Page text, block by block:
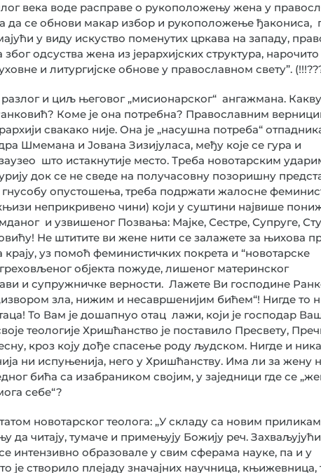
века воде расправе о рукоположењу жена у
да се обнови макар избор и рукоположење ђакониса,
у виду искуство поменутих цркава на западу,
одсуства жена из јерархијских структура,
и литургијске обнове у православном свету”.
и циљ његовог „мисионарског“ ангажмана.
Коме је она потребна? Православним
свакако није. Она је „насушна потреба“
Шмемана и Јована Зизијуласа, међу које се гура и
што истакнутије место. Треба новотарским
док се не сведе на получасовну позоришну
опустошења, треба подржати жалосне
неприкривено чини) који у суштини највише
и узвишеног Позвања: Мајке, Сестре, Супруге,
Не штитите ви жене нити се залажете за њихова
крају, уз помоћ феминистичких покрета и “новотарске
објекта пожуде, лишеног материнског
и супружничке верности. Лажете Ви господине
зла, нижим и несавршенијим бићем“! Нигде то
То Вам је дошапнуо отац лажи, који је господар
теологије Хришћанство је поставило Пресвету,
кроз коју дође спасење роду људском. Нигде и
ни испуњенија, него у Хришћанству. Има ли за жену
бића са изабраником својим, у заједници где се
себе“?
новотарског теолога: „У складу са новим
да читају, тумаче и примењују Божију реч.
интензивно образовале у свим сферама науке, па и у
је створило плејаду значајних научница, књижевница,